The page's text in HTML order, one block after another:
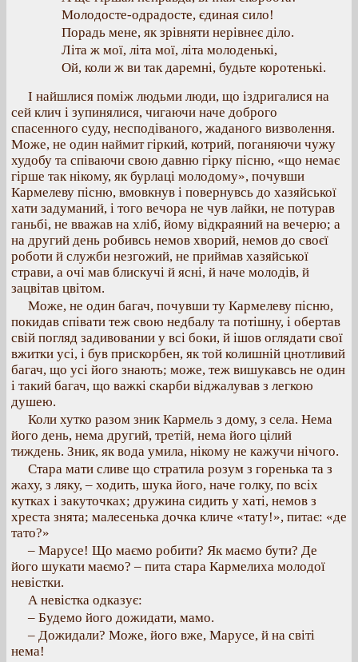
Молодосте-одрадосте, єдиная сило!
Порадь мене, як зрівняти нерівнеє діло.
Літа ж мої, літа мої, літа молоденькі,
Ой, коли ж ви так даремні, будьте коротенькі.
І найшлися поміж людьми люди, що іздригалися на
сей клич і зупинялися, чигаючи наче доброго
спасенного суду, несподіваного, жаданого визволення.
Може, не один наймит гіркий, котрий, поганяючи чужу
худобу та співаючи свою давню гірку пісню, «що немає
гірше так нікому, як бурлаці молодому», почувши
Кармелеву пісню, вмовкнув і повернувсь до хазяйської
хати задуманий, і того вечора не чув лайки, не потурав
ганьбі, не вважав на хліб, йому відкраяний на вечерю; а
на другий день робивсь немов хворий, немов до своєї
роботи й служби незгожий, не приймав хазяйської
страви, а очі мав блискучі й ясні, й наче молодів, й
зацвітав цвітом.
Може, не один багач, почувши ту Кармелеву пісню,
покидав співати теж свою недбалу та потішну, і обертав
свій погляд задивовании у всі боки, й ішов оглядати свої
вжитки усі, і був прискорбен, як той колишній цнотливий
багач, що усі його знають; може, теж вишукавсь не один
і такий багач, що важкі скарби віджалував з легкою
душею.
Коли хутко разом зник Кармель з дому, з села. Нема
його день, нема другий, третій, нема його цілий
тиждень. Зник, як вода умила, нікому не кажучи нічого.
Стара мати сливе що стратила розум з горенька та з
жаху, з ляку, – ходить, шука його, наче голку, по всіх
кутках і закуточках; дружина сидить у хаті, немов з
хреста знята; малесенька дочка кличе «тату!», питає: «де
тато?»
– Марусе! Що маємо робити? Як маємо бути? Де
його шукати маємо? – пита стара Кармелиха молодої
невістки.
А невістка одказує:
– Будемо його дожидати, мамо.
– Дожидали? Може, його вже, Марусе, й на світі
нема!